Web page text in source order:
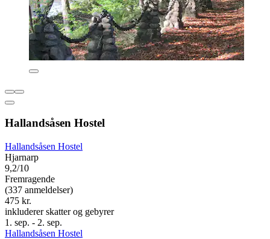
Hallandsåsen Hostel
Hallandsåsen Hostel
Hjarnarp
9,2/10
Fremragende
(337 anmeldelser)
475 kr.
inkluderer skatter og gebyrer
1. sep. - 2. sep.
Hallandsåsen Hostel